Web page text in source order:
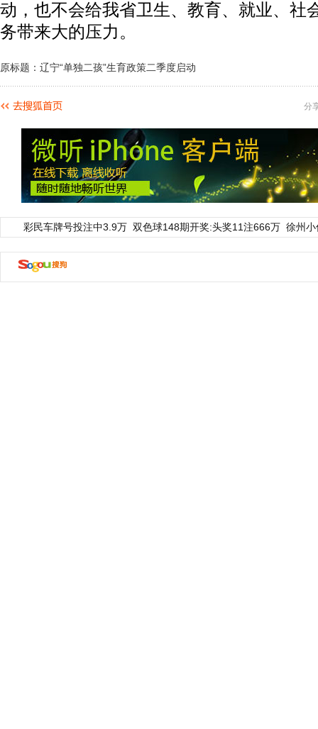
动，也不会给我省卫生、教育、就业、社
务带来大的压力。
原标题：辽宁“单独二孩”生育政策二季度启动
分
彩民车牌号投注中3.9万 双色球148期开奖:头奖11注666万 徐州